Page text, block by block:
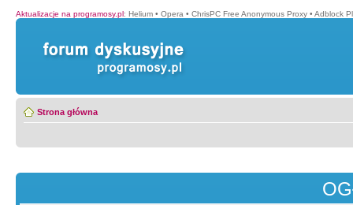
Aktualizacje na programosy.pl: Helium • Opera • ChrisPC Free Anonymous Proxy • Adblock
Strona główna